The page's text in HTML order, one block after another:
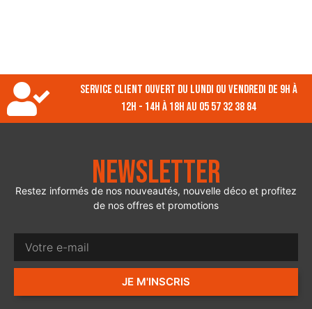
Service client ouvert du lundi ou vendredi de 9h à
12h - 14h à 18h au 05 57 32 38 84
Newsletter
Restez informés de nos nouveautés, nouvelle déco et profitez
de nos offres et promotions
JE M'INSCRIS